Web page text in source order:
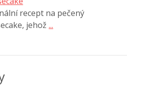
recept na pečený
jehož ...